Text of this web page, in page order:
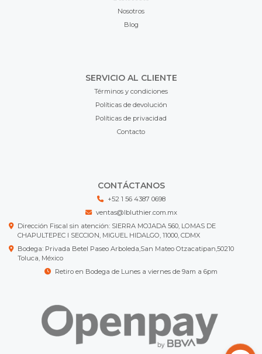
Nosotros
Blog
SERVICIO AL CLIENTE
Términos y condiciones
Políticas de devolución
Políticas de privacidad
Contacto
CONTÁCTANOS
+52 1 56 4387 0698
ventas@lbluthier.com.mx
Dirección Fiscal sin atención: SIERRA MOJADA 560, LOMAS DE
CHAPULTEPEC I SECCION, MIGUEL HIDALGO, 11000, CDMX
Bodega: Privada Betel Paseo Arboleda,San Mateo Otzacatipan,50210
Toluca, México
Retiro en Bodega de Lunes a viernes de 9am a 6pm